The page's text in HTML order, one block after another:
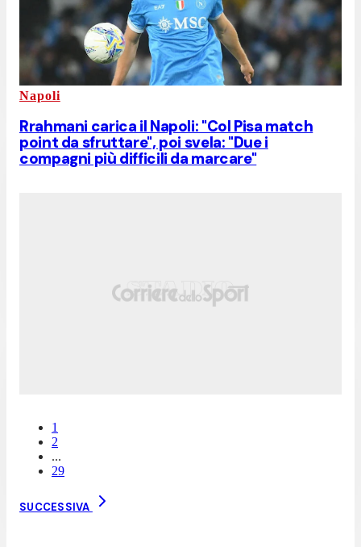
Napoli
Rrahmani carica il Napoli: "Col Pisa match
point da sfruttare", poi svela: "Due i
compagni più difficili da marcare"
1
2
...
29
SUCCESSIVA